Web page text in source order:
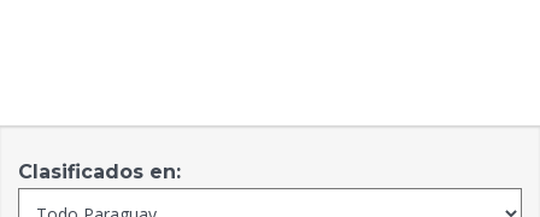
Clasificados en: